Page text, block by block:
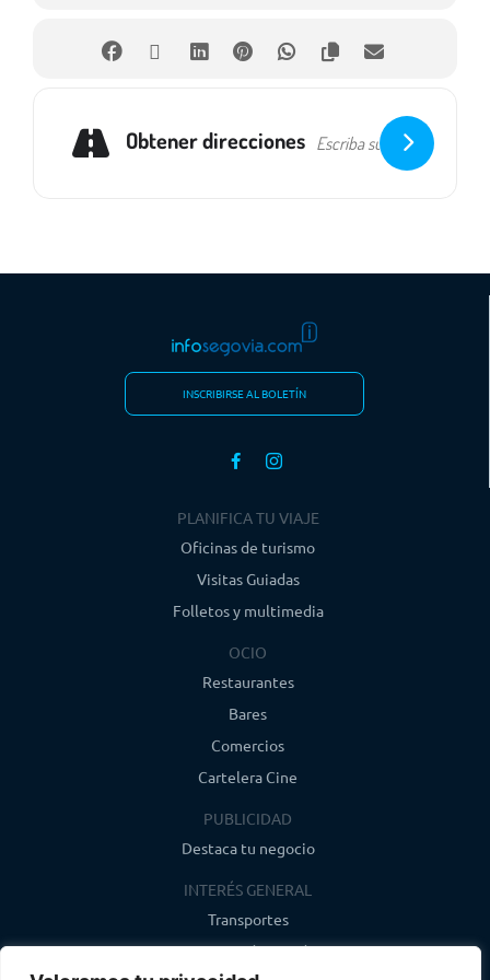
Obtener direcciones
INSCRIBIRSE AL BOLETÍN
PLANIFICA TU VIAJE
Oficinas de turismo
Visitas Guiadas
Folletos y multimedia
OCIO
Restaurantes
Bares
Comercios
Cartelera Cine
PUBLICIDAD
Destaca tu negocio
INTERÉS GENERAL
Transportes
Farmacias de guardia